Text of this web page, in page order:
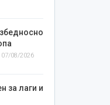
07/08/2026
за лаги и